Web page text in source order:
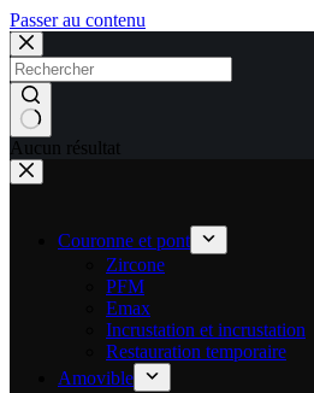
Passer au contenu
Aucun résultat
Couronne et pont
Zircone
PFM
Emax
Incrustation et incrustation
Restauration temporaire
Amovible